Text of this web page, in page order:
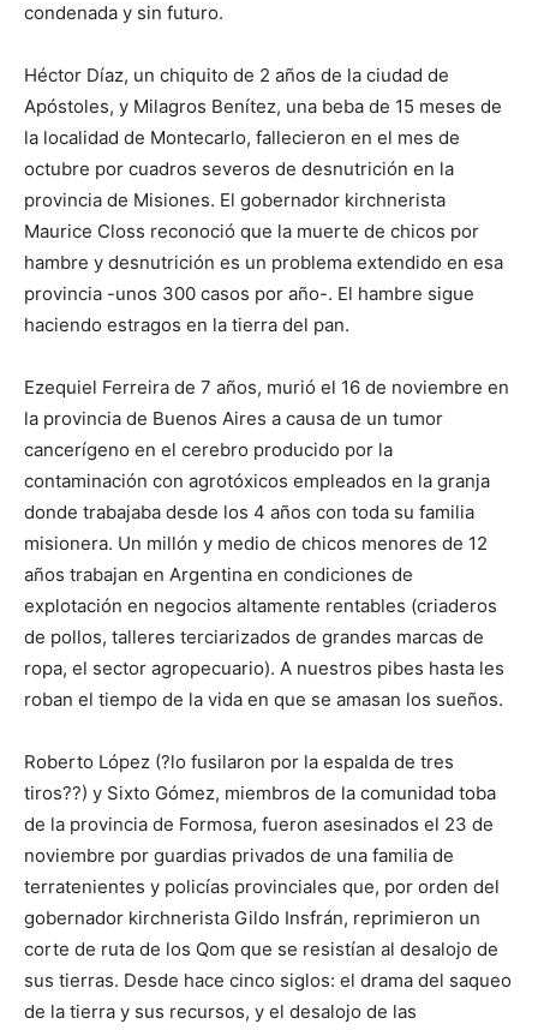
condenada y sin futuro.
Héctor Díaz, un chiquito de 2 años de la ciudad de
Apóstoles, y Milagros Benítez, una beba de 15 meses de
la localidad de Montecarlo, fallecieron en el mes de
octubre por cuadros severos de desnutrición en la
provincia de Misiones. El gobernador kirchnerista
Maurice Closs reconoció que la muerte de chicos por
hambre y desnutrición es un problema extendido en esa
provincia -unos 300 casos por año-. El hambre sigue
haciendo estragos en la tierra del pan.
Ezequiel Ferreira de 7 años, murió el 16 de noviembre en
la provincia de Buenos Aires a causa de un tumor
cancerígeno en el cerebro producido por la
contaminación con agrotóxicos empleados en la granja
donde trabajaba desde los 4 años con toda su familia
misionera. Un millón y medio de chicos menores de 12
años trabajan en Argentina en condiciones de
explotación en negocios altamente rentables (criaderos
de pollos, talleres terciarizados de grandes marcas de
ropa, el sector agropecuario). A nuestros pibes hasta les
roban el tiempo de la vida en que se amasan los sueños.
Roberto López (?lo fusilaron por la espalda de tres
tiros??) y Sixto Gómez, miembros de la comunidad toba
de la provincia de Formosa, fueron asesinados el 23 de
noviembre por guardias privados de una familia de
terratenientes y policías provinciales que, por orden del
gobernador kirchnerista Gildo Insfrán, reprimieron un
corte de ruta de los Qom que se resistían al desalojo de
sus tierras. Desde hace cinco siglos: el drama del saqueo
de la tierra y sus recursos, y el desalojo de las